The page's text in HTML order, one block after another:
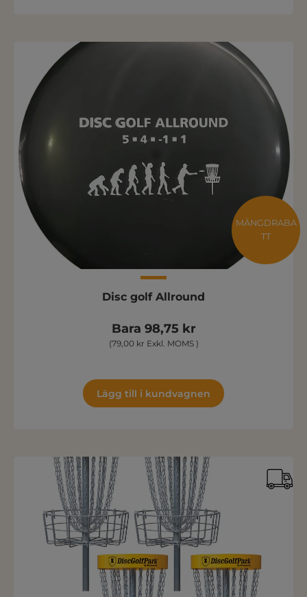
MÄNGDRABA
TT
Disc golf Allround
Bara 98,75 kr
(79,00 kr Exkl. MOMS )
Lägg till i kundvagnen